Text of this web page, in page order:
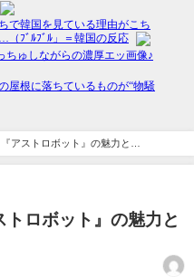
アストロボット』の魅力と
ロボット』の魅力と